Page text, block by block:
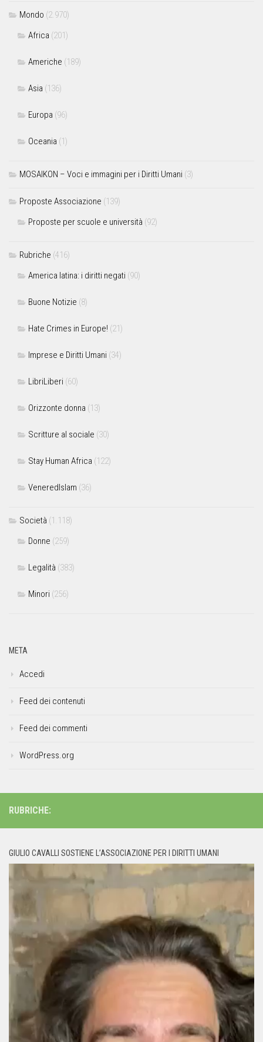
Mondo (2.970)
Africa (201)
Americhe (189)
Asia (136)
Europa (96)
Oceania (1)
MOSAIKON – Voci e immagini per i Diritti Umani (3)
Proposte Associazione (139)
Proposte per scuole e università (92)
Rubriche (416)
America latina: i diritti negati (90)
Buone Notizie (8)
Hate Crimes in Europe! (21)
Imprese e Diritti Umani (34)
LibriLiberi (60)
Orizzonte donna (13)
Scritture al sociale (30)
Stay Human Africa (122)
VeneredIslam (36)
Società (1.118)
Donne (259)
Legalità (383)
Minori (256)
META
Accedi
Feed dei contenuti
Feed dei commenti
WordPress.org
RUBRICHE:
GIULIO CAVALLI SOSTIENE L’ASSOCIAZIONE PER I DIRITTI UMANI
Player